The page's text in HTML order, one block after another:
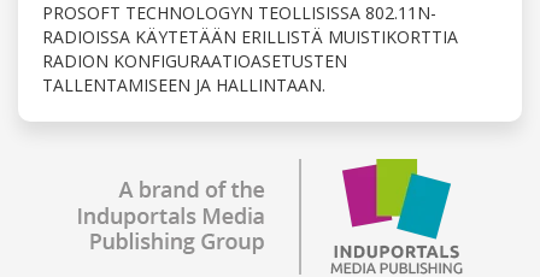
PROSOFT TECHNOLOGYN TEOLLISISSA 802.11N-
RADIOISSA KÄYTETÄÄN ERILLISTÄ MUISTIKORTTIA
RADION KONFIGURAATIOASETUSTEN
TALLENTAMISEEN JA HALLINTAAN.